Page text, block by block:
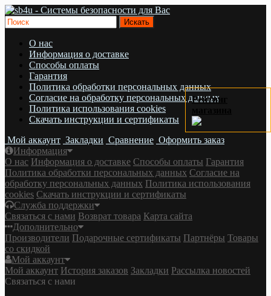
О нас
Информация о доставке
Cпособы оплаты
Гарантия
Политика обработки персональных данных
Согласие на обработку персональных данных
Политика использования cookies
Скачать инструкции и сертификаты
Мой аккаунт Закладки Сравнение Оформить заказ
Информация
О нас Информация о доставке Cпособы оплаты Гарантия
Политика обработки персональных данных Согласие на
обработку персональных данных Политика использования
cookies Скачать инструкции и сертификаты
Служба поддержки
Связаться с нами Возврат товара Карта сайта
Дополнительно
Производители Подарочные сертификаты Партнёры Товары
со скидкой
Мой аккаунт
Мой аккаунт История заказов Закладки Рассылка новостей
Связаться с нами
Рейтинг